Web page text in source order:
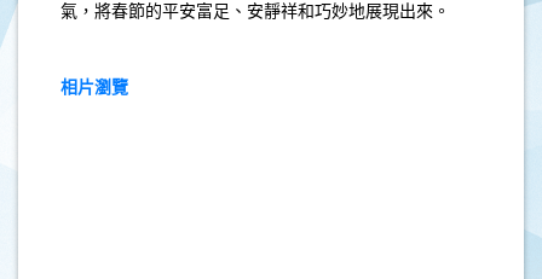
氣，將春節的平安富足、安靜祥和巧妙地展現出來。
相片瀏覽